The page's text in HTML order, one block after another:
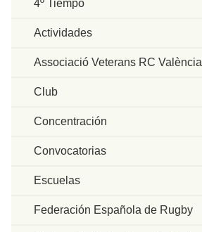
4º Tiempo
Actividades
Associació Veterans RC València
Club
Concentración
Convocatorias
Escuelas
Federación Española de Rugby